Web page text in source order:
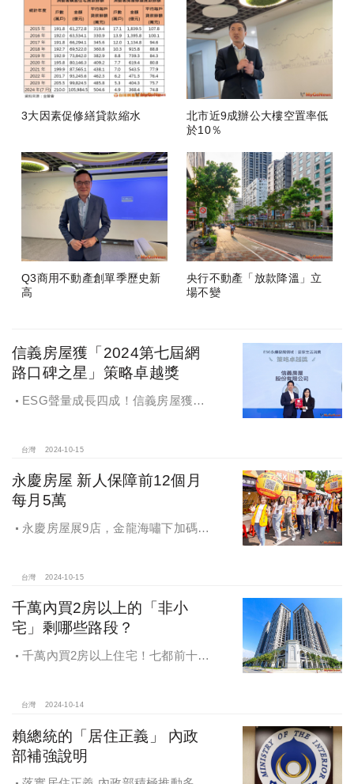
3大因素促修繕貸款縮水
北市近9成辦公大樓空置率低
於10％
Q3商用不動產創單季歷史新
高
央行不動產「放款降溫」立
場不變
信義房屋獲「2024第七屆網
路口碑之星」策略卓越獎
ESG聲量成長四成！信義房屋獲
台灣 2024-10-15
永慶房屋 新人保障前12個月
每月5萬
永慶房屋展9店，金龍海嘯下加碼員
福感，看得到更領得到！業務新人保
障前12個月每月5萬
台灣 2024-10-15
千萬內買2房以上的「非小
宅」剩哪些路段？
千萬內買2房以上住宅！七都前十大
台灣 2024-10-14
賴總統的「居住正義」 內政
部補強說明